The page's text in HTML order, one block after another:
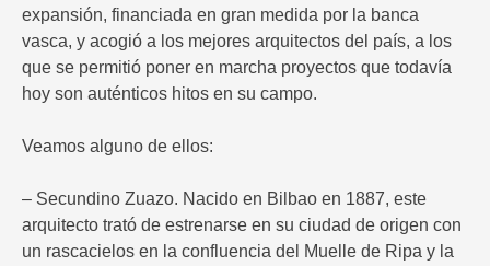
expansión, financiada en gran medida por la banca
vasca, y acogió a los mejores arquitectos del país, a los
que se permitió poner en marcha proyectos que todavía
hoy son auténticos hitos en su campo.
Veamos alguno de ellos:
– Secundino Zuazo. Nacido en Bilbao en 1887, este
arquitecto trató de estrenarse en su ciudad de origen con
un rascacielos en la confluencia del Muelle de Ripa y la